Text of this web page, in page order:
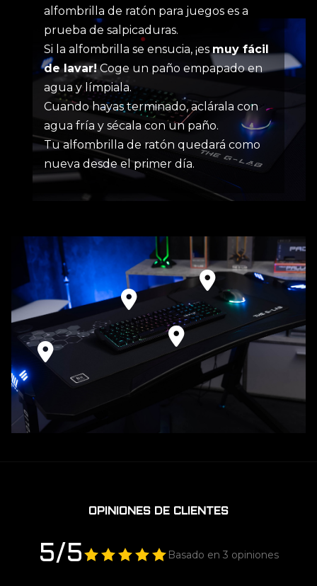
alfombrilla de ratón para juegos es a
prueba de salpicaduras.
Si la alfombrilla se ensucia, ¡esmuy fácil
de lavar!Coge un paño empapado en
agua y límpiala.
Cuando hayas terminado, aclárala con
agua fría y sécala con un paño.
Tu alfombrilla de ratón quedará como
nueva desde el primer día.
OPINIONES DE CLIENTES
5/5 Basado en 3 opiniones